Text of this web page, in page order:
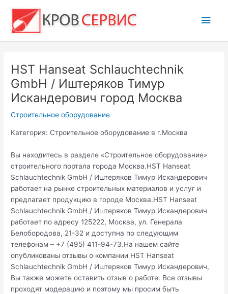
содержимому
HST Hanseat Schlauchtechnik
GmbH / Иштеряков Тимур
Искандерович город Москва
Строительное оборудование
Категория: Строительное оборудование в г.Москва
Вы находитесь в разделе «Строительное оборудование»
строительного портала города Москва.HST Hanseat
Schlauchtechnik GmbH / Иштеряков Тимур Искандерович
работает на рынке строительных материалов и услуг и
предлагает продукцию в городе Москва.HST Hanseat
Schlauchtechnik GmbH / Иштеряков Тимур Искандерович
работает по адресу 125222, Москва, ул. Генерала
Белобородова, 21-32 и доступна по следующим
телефонам – +7 (495) 411-94-73.На нашем сайте
опубликованы отзывы о компании HST Hanseat
Schlauchtechnik GmbH / Иштеряков Тимур Искандерович,
Вы также можете оставить отзыв о работе. Все отзывы
проходят модерацию и поэтому мы просим быть